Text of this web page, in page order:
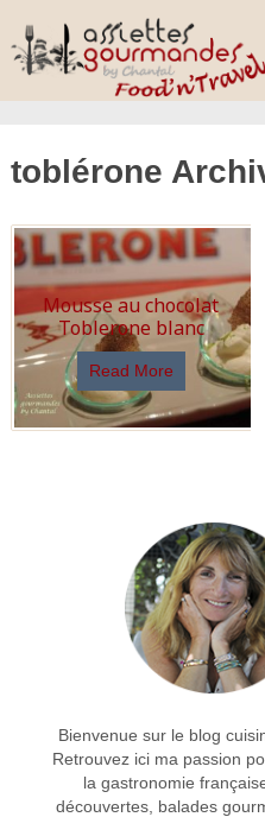
toblérone
Mousse au chocolat
Toblerone blanc
Read More
Bienvenue sur le blog
Retrouvez ici ma passion
la gastronomie
découvertes, balades